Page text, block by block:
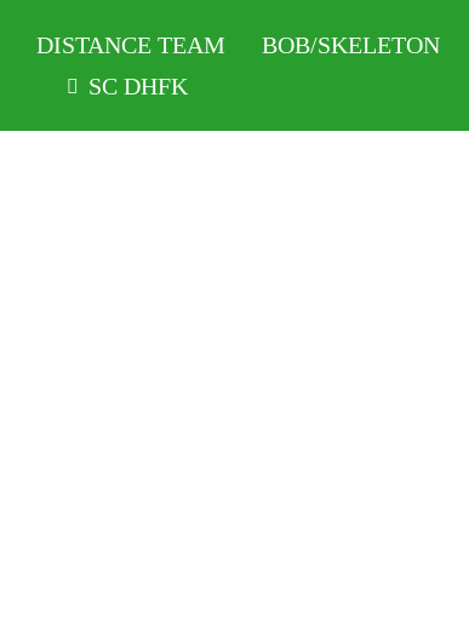
DISTANCE TEAM BOB/SKELETON
SC DHFK